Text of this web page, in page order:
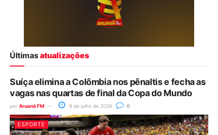
Últimasatualizações
Suíça elimina a Colômbia nos pênaltis e fecha as
vagas nas quartas de final da Copa do Mundo
por Aruanã FM 8 de julho de 2026 0
ESPORTE